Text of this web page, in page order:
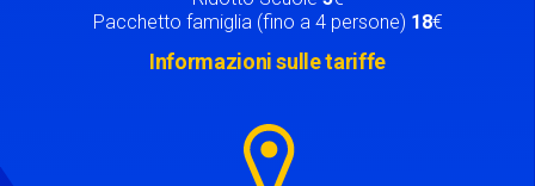
Pacchetto famiglia (fino a 4 persone) 18€
Informazioni sulle tariffe